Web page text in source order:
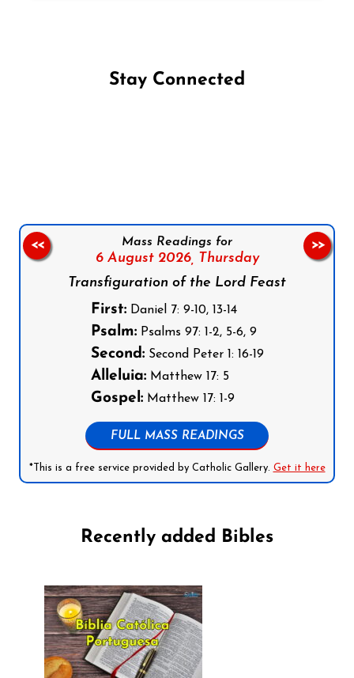
Stay Connected
Mass Readings for
6 August 2026, Thursday
Transfiguration of the Lord Feast
First:Daniel 7: 9-10, 13-14
Psalm:Psalms 97: 1-2, 5-6, 9
Second:Second Peter 1: 16-19
Alleluia:Matthew 17: 5
Gospel:Matthew 17: 1-9
FULL MASS READINGS
*This is a free service provided by Catholic Gallery. Get it here
<< >>
Recently added Bibles